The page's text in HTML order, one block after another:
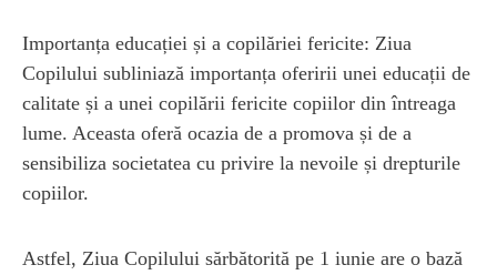
Importanța educației și a copilăriei fericite: Ziua
Copilului subliniază importanța oferirii unei educații de
calitate și a unei copilării fericite copiilor din întreaga
lume. Aceasta oferă ocazia de a promova și de a
sensibiliza societatea cu privire la nevoile și drepturile
copiilor.
Astfel, Ziua Copilului sărbătorită pe 1 iunie are o bază